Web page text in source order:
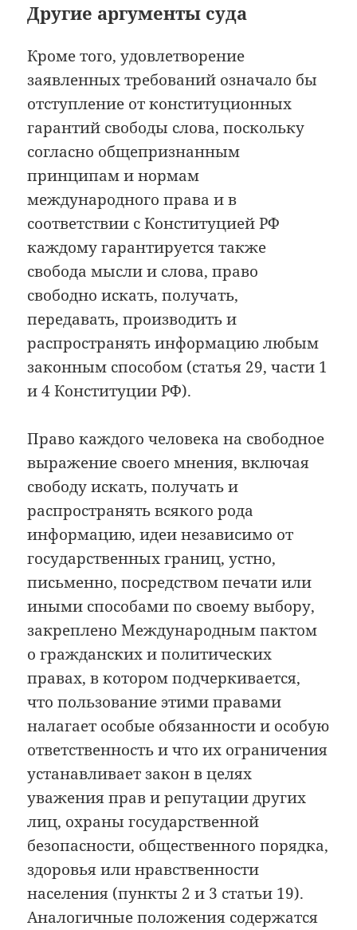
Другие аргументы суда
Кроме того, удовлетворение
заявленных требований означало бы
отступление от конституционных
гарантий свободы слова, поскольку
согласно общепризнанным
принципам и нормам
международного права и в
соответствии с Конституцией РФ
каждому гарантируется также
свобода мысли и слова, право
свободно искать, получать,
передавать, производить и
распространять информацию любым
законным способом (статья 29, части 1
и 4 Конституции РФ).
Право каждого человека на свободное
выражение своего мнения, включая
свободу искать, получать и
распространять всякого рода
информацию, идеи независимо от
государственных границ, устно,
письменно, посредством печати или
иными способами по своему выбору,
закреплено Международным пактом
о гражданских и политических
правах, в котором подчеркивается,
что пользование этими правами
налагает особые обязанности и особую
ответственность и что их ограничения
устанавливает закон в целях
уважения прав и репутации других
лиц, охраны государственной
безопасности, общественного порядка,
здоровья или нравственности
населения (пункты 2 и 3 статьи 19).
Аналогичные положения содержатся